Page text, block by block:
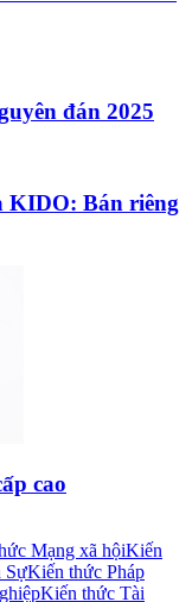
đán 2025
KIDO: Bán riêng
cao
Mạng xã hộiKiến
SựKiến thức Pháp
Kiến thức Tài